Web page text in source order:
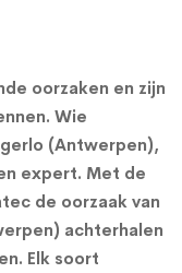
oorzaken en zijn
Wie
(Antwerpen),
expert. Met de
de oorzaak van
achterhalen
Elk soort